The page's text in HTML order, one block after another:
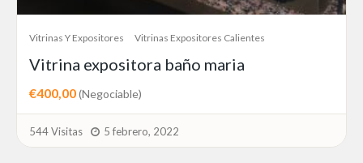
Vitrinas Y Expositores Vitrinas Expositores Calientes
Vitrina expositora baño maria
€400,00(Negociable)
544 Visitas 5 febrero, 2022